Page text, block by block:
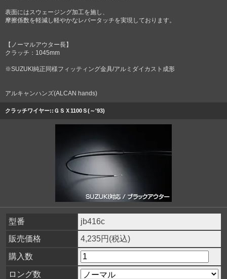
表面にはスウェージング加工を施し、
摩擦係数を軽減し軽やかなレバータッチを実現しております。
【ノーマルアウター長】
クラッチ：1045mm
※SUZUKI純正同様フィッティング金具/アルミダイカスト成形
アルキャンハンズ(ALCAN hands)
クラッチワイヤー::ＧＳＸ1100Ｓ(～'93)
型番
jb416c
販売価格
4,235円(税込)
購入数
ロング数